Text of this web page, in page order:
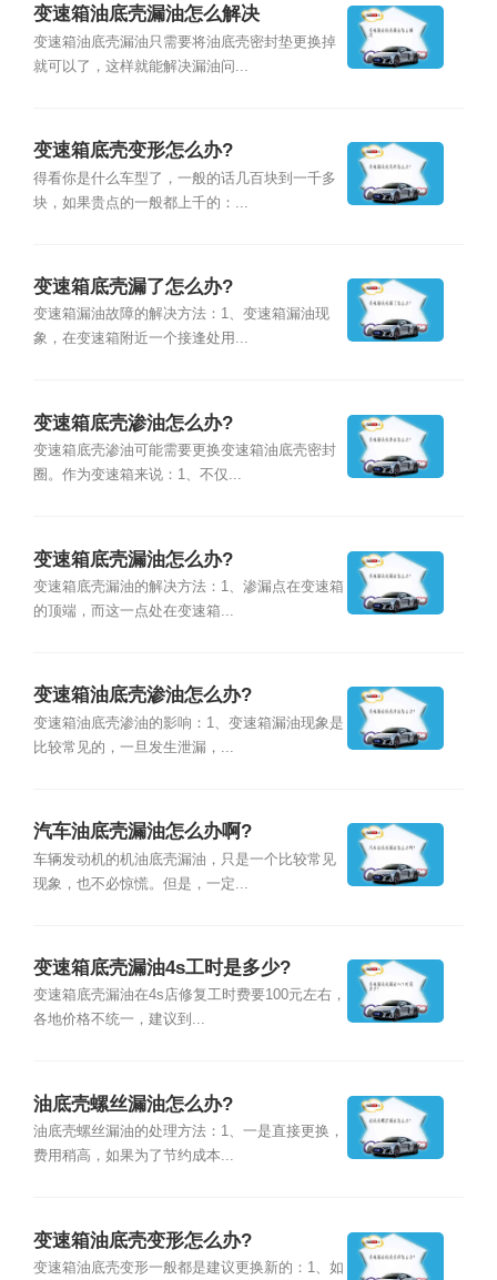
变速箱油底壳漏油怎么解决
变速箱油底壳漏油只需要将油底壳密封垫更换掉
就可以了，这样就能解决漏油问...
变速箱底壳变形怎么办?
得看你是什么车型了，一般的话几百块到一千多
块，如果贵点的一般都上千的：...
变速箱底壳漏了怎么办?
变速箱漏油故障的解决方法：1、变速箱漏油现
象，在变速箱附近一个接逢处用...
变速箱底壳渗油怎么办?
变速箱底壳渗油可能需要更换变速箱油底壳密封
圈。作为变速箱来说：1、不仅...
变速箱底壳漏油怎么办?
变速箱底壳漏油的解决方法：1、渗漏点在变速箱
的顶端，而这一点处在变速箱...
变速箱油底壳渗油怎么办?
变速箱油底壳渗油的影响：1、变速箱漏油现象是
比较常见的，一旦发生泄漏，...
汽车油底壳漏油怎么办啊?
车辆发动机的机油底壳漏油，只是一个比较常见
现象，也不必惊慌。但是，一定...
变速箱底壳漏油4s工时是多少?
变速箱底壳漏油在4s店修复工时费要100元左右，
各地价格不统一，建议到...
油底壳螺丝漏油怎么办?
油底壳螺丝漏油的处理方法：1、一是直接更换，
费用稍高，如果为了节约成本...
变速箱油底壳变形怎么办?
变速箱油底壳变形一般都是建议更换新的：1、如